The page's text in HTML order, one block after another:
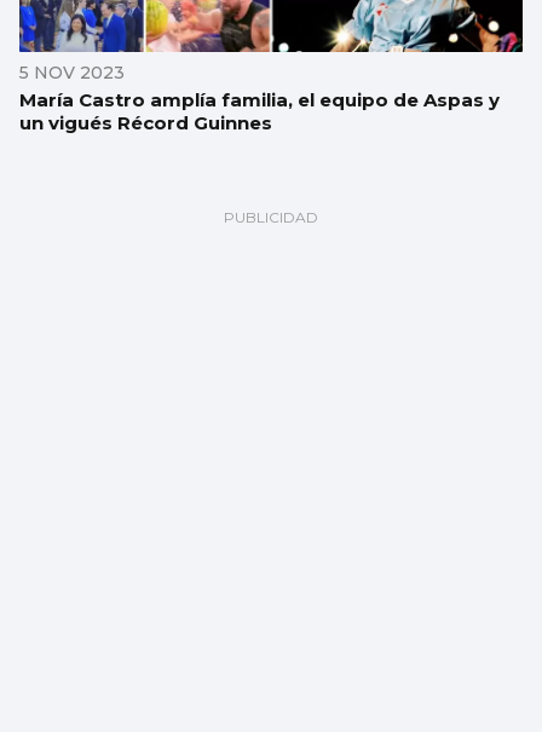
5 NOV 2023
María Castro amplía familia, el equipo de Aspas y
un vigués Récord Guinnes